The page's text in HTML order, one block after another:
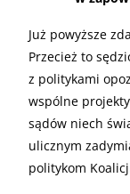
Już powyższe
Przecież to
z politykami
wspólne
sądów niech
ulicznym
politykom